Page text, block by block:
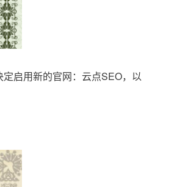
启用新的官网：云点SEO，以